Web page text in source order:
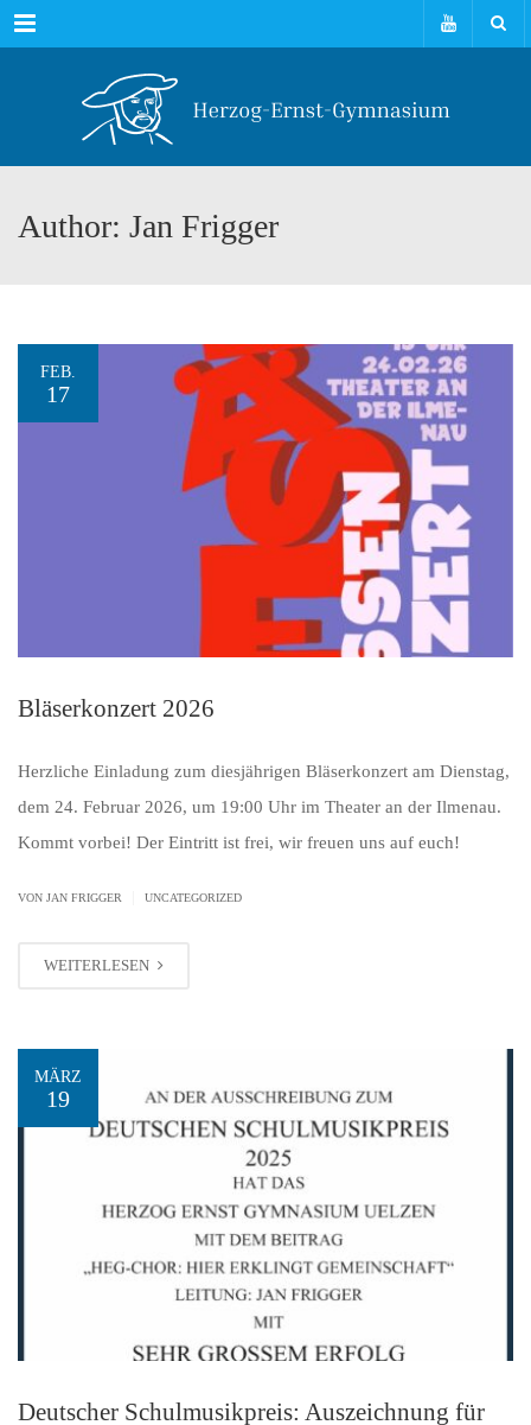
Menu
Author: Jan Frigger
FEB.
17
Bläserkonzert 2026
Herzliche Einladung zum diesjährigen Bläserkonzert am Dienstag,
dem 24. Februar 2026, um 19:00 Uhr im Theater an der Ilmenau.
Kommt vorbei! Der Eintritt ist frei, wir freuen uns auf euch!
VON JAN FRIGGER UNCATEGORIZED
WEITERLESEN
MÄRZ
19
Deutscher Schulmusikpreis: Auszeichnung für